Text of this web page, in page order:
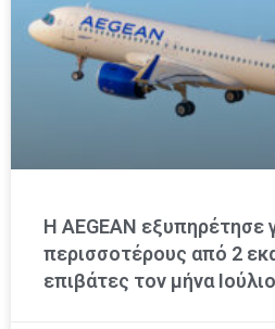
Η AEGEAN
περισσοτέρους από 2
επιβάτες τον μήνα